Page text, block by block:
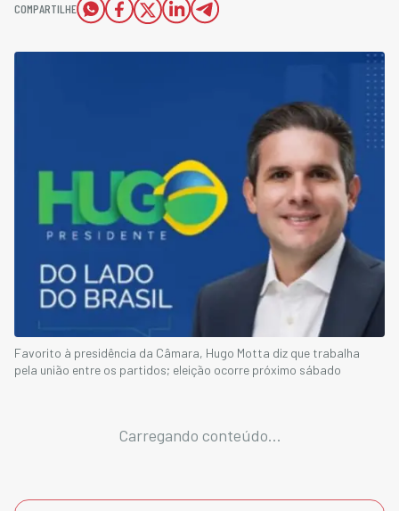
COMPARTILHE
Favorito à presidência da Câmara, Hugo Motta diz que trabalha
pela união entre os partidos; eleição ocorre próximo sábado
Carregando conteúdo...